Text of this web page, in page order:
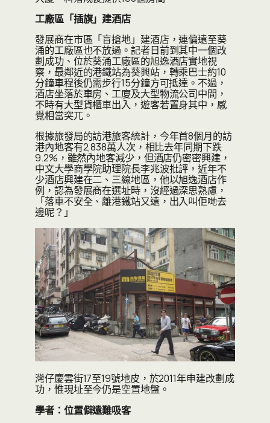
工廠區「插旗」建酒店
發展商在市區「盲搶地」建酒店，連偏遠至葵
涌的工廠區也不放過。記者日前到其中一個改
劃成功、位於葵涌工廠區的旭逸酒店實地視
察，最鄰近的港鐵站為葵興站，轉乘巴士約10
分鐘車程後仍需步行15分鐘方可抵達。不過，
酒店坐落於車房、工廈及大型物流公司中間，
不時有大型貨櫃車出入，遊客若置身其中，感
覺相當突兀。
根據旅發局的訪港旅客統計，今年首8個月的訪
港內地客有2,838萬人次，相比去年同期下跌
9.2%，雖然內地客減少，但酒店仍密密興建，
中文大學商學院助理院長李兆波批評，近年不
少酒店興建在二、三線地區，他以旭逸酒店作
例，認為發展商在選址時，沒經過深思熟慮，
「落車不安全、離港鐵站又遠，出入叫佢哋去
邊呢？」
灣仔慶雲街17至19號地皮，於2011年申建改劃成
功，惟現址至今仍是空置地盤。
學者：位置僻遠難吸客